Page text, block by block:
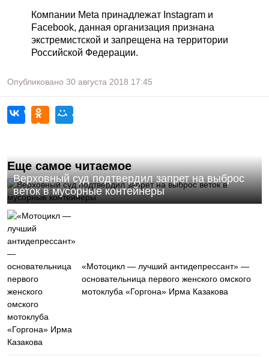
Компании Meta принадлежат Instagram и
Facebook, данная организация признана
экстремистской и запрещена на территории
Российской Федерации.
Опубликовано 30 августа 2018 17:45
Еще самое читаемое
Верховный суд подтвердил запрет на выброс
веток в мусорные контейнеры
«Мотоцикл — лучший антидепрессант» —
основательница первого женского омского
мотоклуба «Горгона» Ирма Казакова